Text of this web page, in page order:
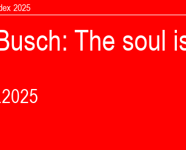
2025
The soul